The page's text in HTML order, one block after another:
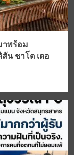
าพร้อม
น ชาโต เดอ